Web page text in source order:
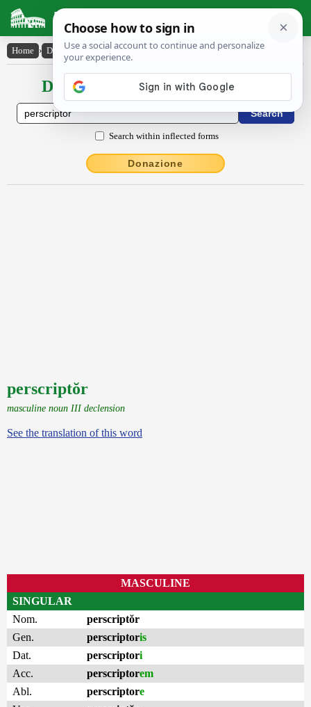
Latin Dictionary
Home › Declensions / Conjugations › perscriptŏr
Declensions / Conjugations latin
Search within inflected forms
Donazione
perscriptŏr
masculine noun III declension
See the translation of this word
MASCULINE
SINGULAR
Nom.
perscriptŏr
Gen.
perscriptoris
Dat.
perscriptori
Acc.
perscriptorem
Abl.
perscriptore